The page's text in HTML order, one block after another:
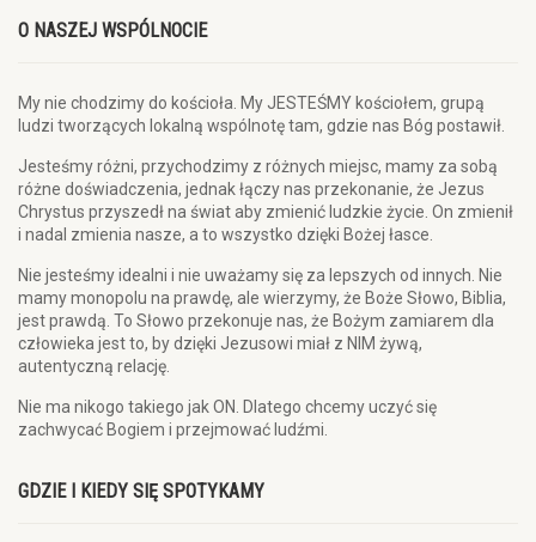
O NASZEJ WSPÓLNOCIE
My nie chodzimy do kościoła. My JESTEŚMY kościołem, grupą
ludzi tworzących lokalną wspólnotę tam, gdzie nas Bóg postawił.
Jesteśmy różni, przychodzimy z różnych miejsc, mamy za sobą
różne doświadczenia, jednak łączy nas przekonanie, że Jezus
Chrystus przyszedł na świat aby zmienić ludzkie życie. On zmienił
i nadal zmienia nasze, a to wszystko dzięki Bożej łasce.
Nie jesteśmy idealni i nie uważamy się za lepszych od innych. Nie
mamy monopolu na prawdę, ale wierzymy, że Boże Słowo, Biblia,
jest prawdą. To Słowo przekonuje nas, że Bożym zamiarem dla
człowieka jest to, by dzięki Jezusowi miał z NIM żywą,
autentyczną relację.
Nie ma nikogo takiego jak ON. Dlatego chcemy uczyć się
zachwycać Bogiem i przejmować ludźmi.
GDZIE I KIEDY SIĘ SPOTYKAMY